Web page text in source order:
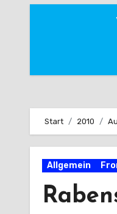
Start 2010
Allgemein